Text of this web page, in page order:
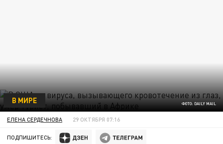
ФОТО: DAILY MAIL
В МИРЕ
ЕЛЕНА СЕРДЕЧНОВА 29 ОКТЯБРЯ 07:16
ПОДПИШИТЕСЬ: